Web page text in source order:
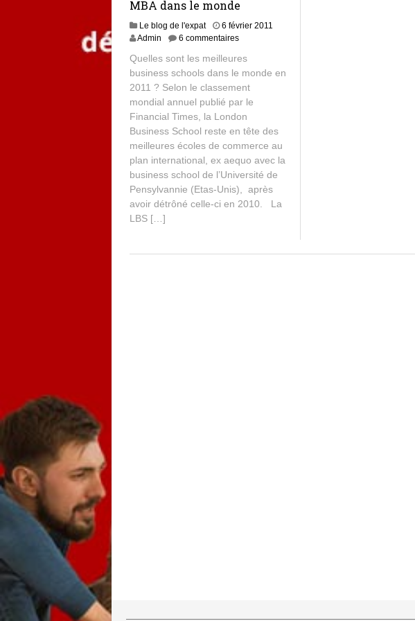
MBA dans le monde
Le blog de l'expat
6 février 2011
Admin
6 commentaires
Quelles sont les meilleures
business schools dans le monde en
2011 ? Selon le classement
mondial annuel publié par le
Financial Times, la London
Business School reste en tête des
meilleures écoles de commerce au
plan international, ex aequo avec la
business school de l’Université de
Pensylvannie (Etas-Unis), après
avoir détrôné celle-ci en 2010. La
LBS […]